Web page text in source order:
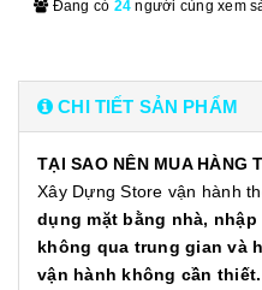
Đang có 24 người cùng xem
CHI TIẾT SẢN PHẨM
TẠI SAO NÊN MUA HÀNG
Xây Dựng Store vận hành
dụng mặt bằng nhà,
không qua trung gian và
vận hành không cần thiết.